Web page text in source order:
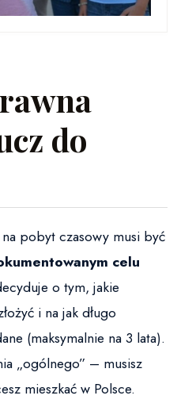
do
pobyt czasowy musi być
celu
o tym, jakie
i na jak długo
(maksymalnie na 3 lata).
„ogólnego” – musisz
mieszkać w Polsce.